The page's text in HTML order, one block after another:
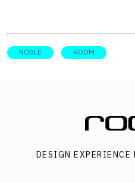
NOBLE ROOM
DESIGN